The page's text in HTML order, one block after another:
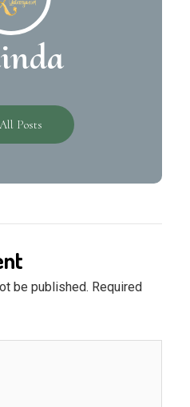
Posts
be published. Required